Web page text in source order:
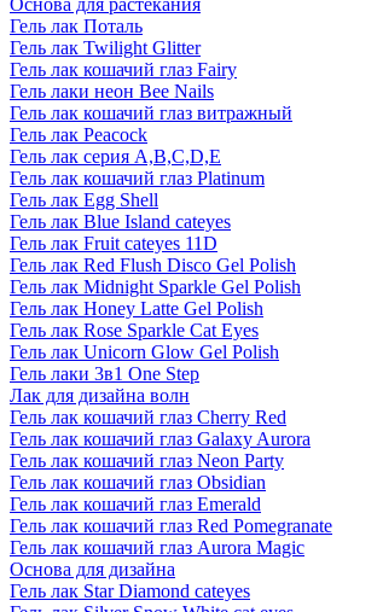
Основа для растекания
Гель лак Поталь
Гель лак Twilight Glitter
Гель лак кошачий глаз Fairy
Гель лаки неон Bee Nails
Гель лак кошачий глаз витражный
Гель лак Peacock
Гель лак серия A,B,C,D,E
Гель лак кошачий глаз Platinum
Гель лак Egg Shell
Гель лак Blue Island cateyes
Гель лак Fruit cateyes 11D
Гель лак Red Flush Disco Gel Polish
Гель лак Midnight Sparkle Gel Polish
Гель лак Honey Latte Gel Polish
Гель лак Rose Sparkle Cat Eyes
Гель лак Unicorn Glow Gel Polish
Гель лаки 3в1 One Step
Лак для дизайна волн
Гель лак кошачий глаз Cherry Red
Гель лак кошачий глаз Galaxy Aurora
Гель лак кошачий глаз Neon Party
Гель лак кошачий глаз Obsidian
Гель лак кошачий глаз Emerald
Гель лак кошачий глаз Red Pomegranate
Гель лак кошачий глаз Aurora Magic
Основа для дизайна
Гель лак Star Diamond cateyes